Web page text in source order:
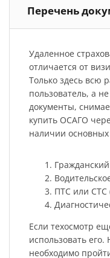
Перечень
Удаленное
отличается от
Только здесь всю
пользователь, а
документы,
купить ОСАГО
наличии основных
ПТС или СТС
Если техосмотр
использовать
необходимо